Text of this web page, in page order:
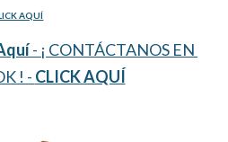
AQUÍ
- ¡ CONTÁCTANOS EN
! - CLICK AQUÍ